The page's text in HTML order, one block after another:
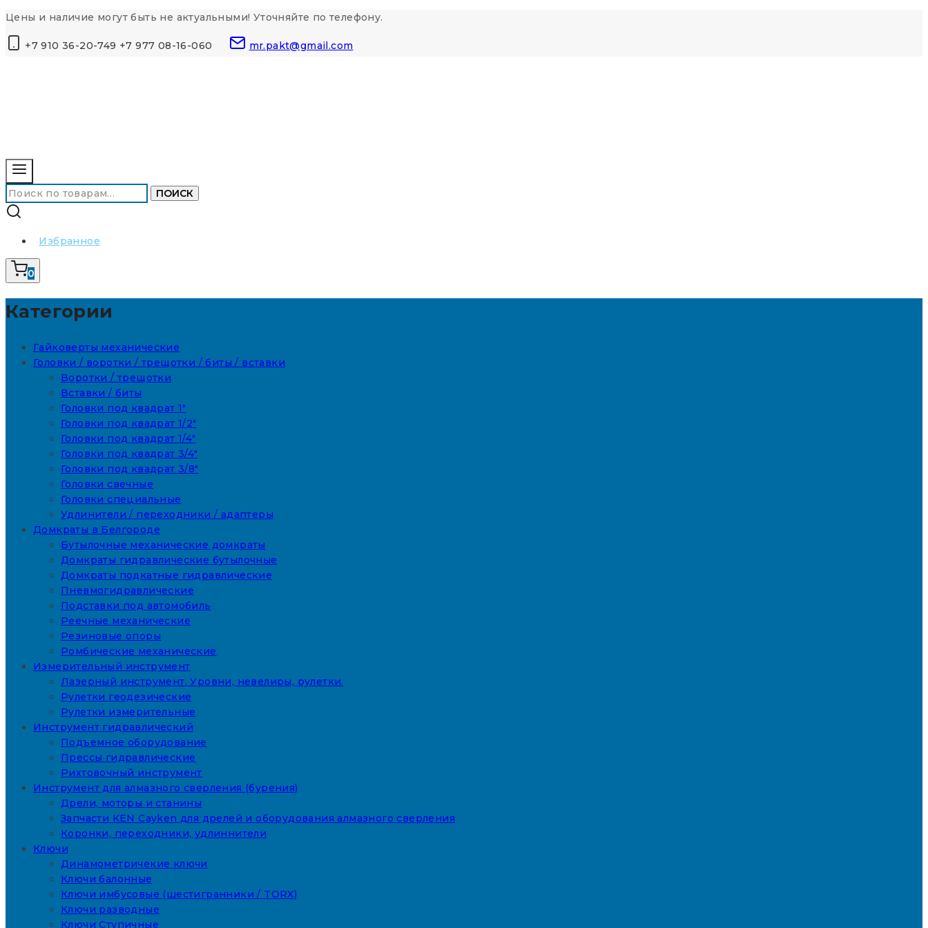
Перейти
контенту
Цены и наличие могут быть не актуальными! Уточняйте по телефону.
+7 910 36-20-749 +7 977 08-16-060 mr.pakt@gmail.com
Искать: ПОИСК
Избранное
0
Категории
Гайковерты механические
Головки / воротки / трещотки / биты / вставки
Воротки / трещотки
Вставки / биты
Головки под квадрат 1"
Головки под квадрат 1/2"
Головки под квадрат 1/4"
Головки под квадрат 3/4"
Головки под квадрат 3/8"
Головки свечные
Головки специальные
Удлинители / переходники / адаптеры
Домкраты в Белгороде
Бутылочные механические домкраты
Домкраты гидравлические бутылочные
Домкраты подкатные гидравлические
Пневмогидравлические
Подставки под автомобиль
Реечные механические
Резиновые опоры
Ромбические механические
Измерительный инструмент
Лазерный инструмент. Уровни, невелиры, рулетки.
Рулетки геодезические
Рулетки измерительные
Инструмент гидравлический
Подъемное оборудование
Прессы гидравлические
Рихтовочный инструмент
Инструмент для алмазного сверления (бурения)
Дрели, моторы и станины
Запчасти KEN Cayken для дрелей и оборудования алмазного сверления
Коронки, переходники, удлиннители
Ключи
Динамометричекие ключи
Ключи балонные
Ключи имбусовые (шестигранники / TORX)
Ключи разводные
Ключи Ступичные